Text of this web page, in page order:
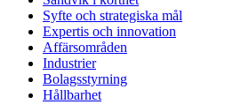
Syfte och strategiska mål
Expertis och innovation
Affärsområden
Industrier
Bolagsstyrning
Hållbarhet